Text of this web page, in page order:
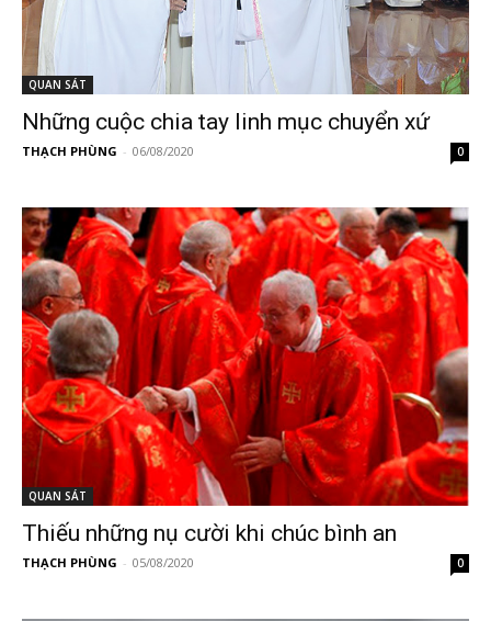
QUAN SÁT
Những cuộc chia tay linh mục chuyển xứ
THẠCH PHÙNG - 06/08/2020 0
QUAN SÁT
Thiếu những nụ cười khi chúc bình an
THẠCH PHÙNG - 05/08/2020 0